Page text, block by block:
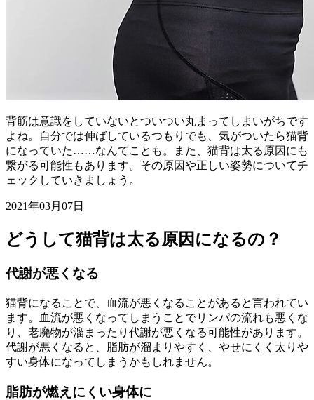
背筋は意識をしていないとついつい丸まってしまいがちです
よね。自分では伸ばしているつもりでも、気がついたら猫背
になっていた……なんてことも。また、猫背は太る原因にも
繋がる可能性もあります。その原因や正しい姿勢についてチ
ェックしていきましょう。
2021年03月07日
どうして猫背は太る原因になるの？
代謝が悪くなる
猫背になることで、血流が悪くなることがあると言われてい
ます。血流が悪くなってしまうことでリンパの流れも悪くな
り、老廃物が溜まったり代謝が悪くなる可能性があります。
代謝が悪くなると、脂肪が溜まりやすく、やせにくく太りや
すい身体になってしまうかもしれません。
脂肪が燃えにくい身体に